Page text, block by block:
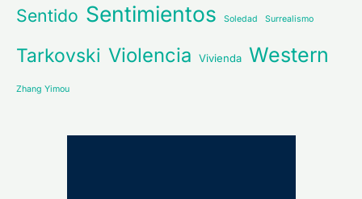
Sentido Sentimientos Soledad Surrealismo
Tarkovski Violencia Vivienda Western
Zhang Yimou